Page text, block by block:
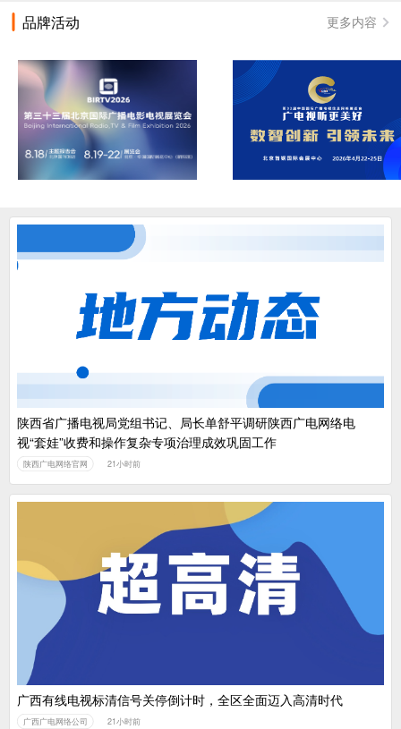
品牌活动 更多内容
陕西省广播电视局党组书记、局长单舒平调研陕西广电网络电
视“套娃”收费和操作复杂专项治理成效巩固工作
陕西广电网络官网 21小时前
广西有线电视标清信号关停倒计时，全区全面迈入高清时代
广西广电网络公司 21小时前